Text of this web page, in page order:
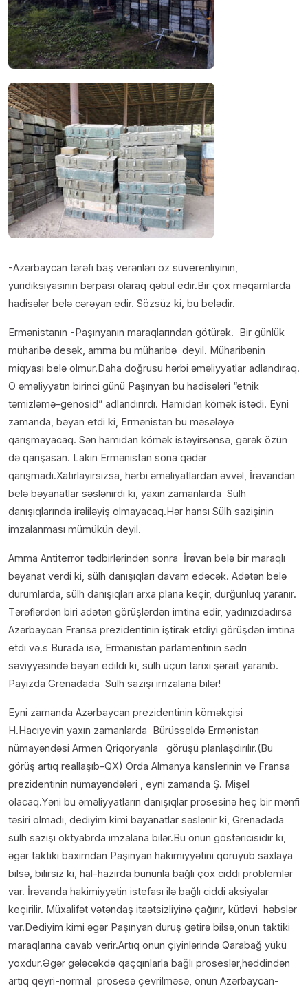
-Azərbaycan tərəfi baş verənləri öz süverenliyinin,
yuridiksiyasının bərpası olaraq qəbul edir.Bir çox məqamlarda
hadisələr belə cərəyan edir. Sözsüz ki, bu belədir.
Ermənistanın -Paşınyanın maraqlarından götürək. Bir günlük
müharibə desək, amma bu müharibə deyil. Müharibənin
miqyası belə olmur.Daha doğrusu hərbi əməliyyatlar adlandıraq.
O əməliyyatın birinci günü Paşınyan bu hadisələri “etnik
təmizləmə-genosid” adlandırırdı. Hamıdan kömək istədi. Eyni
zamanda, bəyan etdi ki, Ermənistan bu məsələyə
qarışmayacaq. Sən hamıdan kömək istəyirsənsə, gərək özün
də qarışasan. Lakin Ermənistan sona qədər
qarışmadı.Xatırlayırsızsa, hərbi əməliyatlardan əvvəl, İrəvandan
belə bəyanatlar səslənirdi ki, yaxın zamanlarda Sülh
danışıqlarında irəliləyiş olmayacaq.Hər hansı Sülh sazişinin
imzalanması mümükün deyil.
Amma Antiterror tədbirlərindən sonra İrəvan belə bir maraqlı
bəyanat verdi ki, sülh danışıqları davam edəcək. Adətən belə
durumlarda, sülh danışıqları arxa plana keçir, durğunluq yaranır.
Tərəflərdən biri adətən görüşlərdən imtina edir, yadınızdadırsa
Azərbaycan Fransa prezidentinin iştirak etdiyi görüşdən imtina
etdi və.s Burada isə, Ermənistan parlamentinin sədri
səviyyəsində bəyan edildi ki, sülh üçün tarixi şərait yaranıb.
Payızda Grenadada Sülh sazişi imzalana bilər!
Eyni zamanda Azərbaycan prezidentinin köməkçisi
H.Hacıyevin yaxın zamanlarda Bürüsseldə Ermənistan
nümayəndəsi Armen Qriqoryanla görüşü planlaşdırılır.(Bu
görüş artıq reallaşıb-QX) Orda Almanya kanslerinin və Fransa
prezidentinin nümayəndələri , eyni zamanda Ş. Mişel
olacaq.Yəni bu əməliyyatların danışıqlar prosesinə heç bir mənfi
təsiri olmadı, dediyim kimi bəyanatlar səslənir ki, Grenadada
sülh sazişi oktyabrda imzalana bilər.Bu onun göstəricisidir ki,
əgər taktiki baxımdan Paşınyan hakimiyyətini qoruyub saxlaya
bilsə, bilirsiz ki, hal-hazırda bununla bağlı çox ciddi problemlər
var. İrəvanda hakimiyyətin istefası ilə bağlı ciddi aksiyalar
keçirilir. Müxalifət vətəndaş itaətsizliyinə çağırır, kütləvi həbslər
var.Dediyim kimi əgər Paşınyan duruş gətirə bilsə,onun taktiki
maraqlarına cavab verir.Artıq onun çiyinlərində Qarabağ yükü
yoxdur.Əgər gələcəkdə qaçqınlarla bağlı proseslər,həddindən
artıq qeyri-normal prosesə çevrilməsə, onun Azərbaycan-